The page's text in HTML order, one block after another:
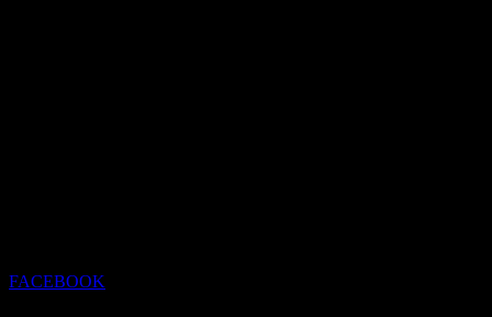
FACEBOOK